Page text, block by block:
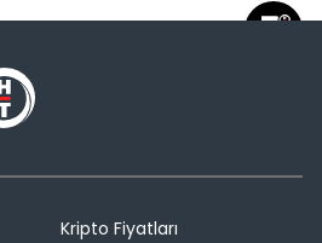
Kripto Fiyatları